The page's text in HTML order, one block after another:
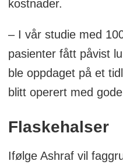
Tom Kristian
Kjartan
allmennmedisin
Kreftforeningen,
Kari Grønås,
kostnader.
– I vår studie med
pasienter fått påvist
ble oppdaget på et
blitt operert med
Flaskehalser
Ifølge Ashraf vil